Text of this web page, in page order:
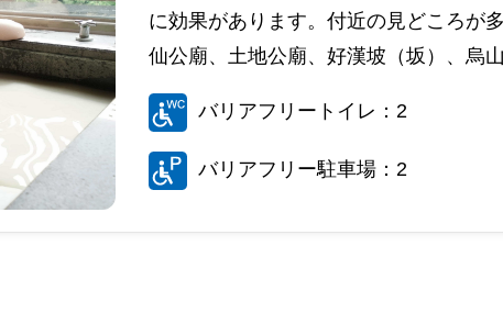
に効果があります。付近の見どころが
仙公廟、土地公廟、好漢坡（坂）、烏
バリアフリートイレ：2
バリアフリー駐車場：2